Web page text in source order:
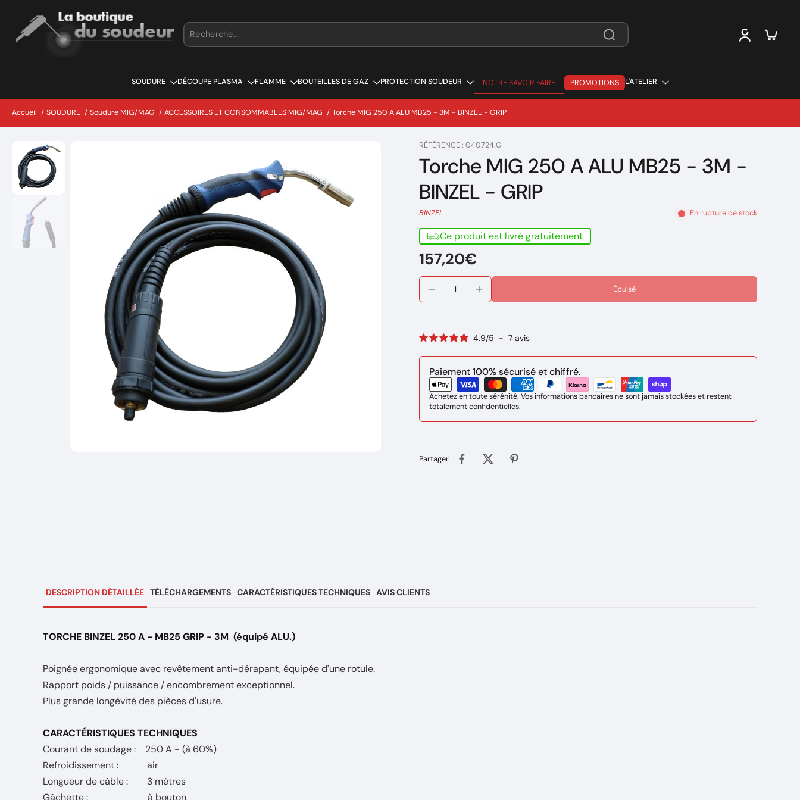
contenu
SOUDURE DÉCOUPE PLASMA FLAMME BOUTEILLES DE GAZ PROTECTION SOUDEUR
NOTRE SAVOIR FAIRE
NOTRE SAVOIR FAIRE
PROMOTIONS L'ATELIER
Accueil / SOUDURE / Soudure MIG/MAG / ACCESSOIRES ET CONSOMMABLES MIG/MAG / Torche MIG 250 A ALU MB25 - 3M - BINZEL - GRIP
Passer
aux
informations
sur
produit
RÉFÉRENCE : 040724.G
Torche MIG 250 A ALU MB25 - 3M -
BINZEL - GRIP
BINZEL En rupture de stock
Ce produit est livré gratuitement
157,20€
Épuisé
4.9/5 - 7 avis
Paiement 100% sécurisé et chiffré.
Achetez en toute sérénité. Vos informations bancaires ne sont jamais stockées et restent
totalement confidentielles.
Partager
DESCRIPTION DÉTAILLÉE TÉLÉCHARGEMENTS CARACTÉRISTIQUES TECHNIQUES AVIS CLIENTS
TORCHE BINZEL 250 A - MB25 GRIP - 3M (équipé ALU.)
Poignée ergonomique avec revêtement anti-dérapant, équipée d'une rotule.
Rapport poids / puissance / encombrement exceptionnel.
Plus grande longévité des pièces d'usure.
CARACTÉRISTIQUES TECHNIQUES
Courant de soudage : 250 A - (à 60%)
Refroidissement : air
Longueur de câble : 3 mètres
Gâchette : à bouton